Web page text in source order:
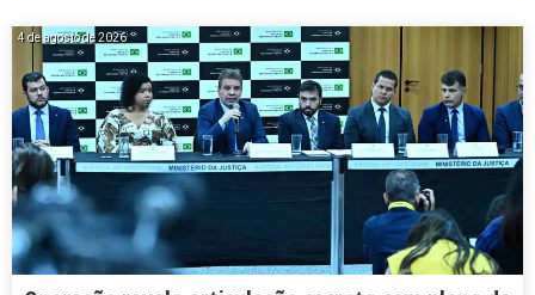
4 de agosto de 2026